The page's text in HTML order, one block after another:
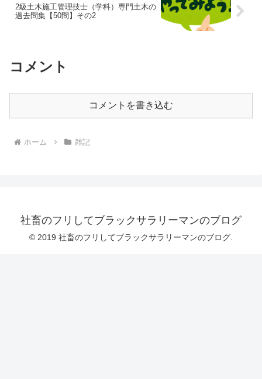
2級土木施工管理技士（学科）専門土木の
過去問集【50問】その2
コメント
コメントを書き込む
ホーム 雑記
社畜のフリしてブラックサラリーマンのブログ
© 2019 社畜のフリしてブラックサラリーマンのブログ.